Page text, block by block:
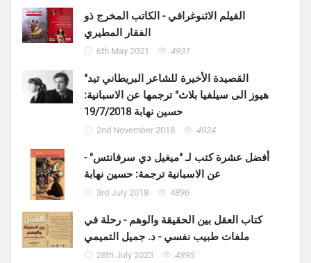
الفيلم الاثنوغرافي - الكاتب المخرج ذو
الفقار المطيري
6th May 2021 4931
"القصيدة الأخيرة للشاعر البريطاني تيد
هيوز الى سيلفيا بلاث" ترجمها عن الاسبانية:
حسين نهابة 19/7/2018
2nd November 2018 4924
أفضل عشرة كتب لـ "ميغيل دي سرفانتس" -
عن الاسبانية ترجمة: حسين نهابة
3rd July 2018 4896
كتاب العقل بين الحقيقة والوهم - رحلة في
ملفات طبيب نفسي - د. جميل التميمي
28th July 2023 4895